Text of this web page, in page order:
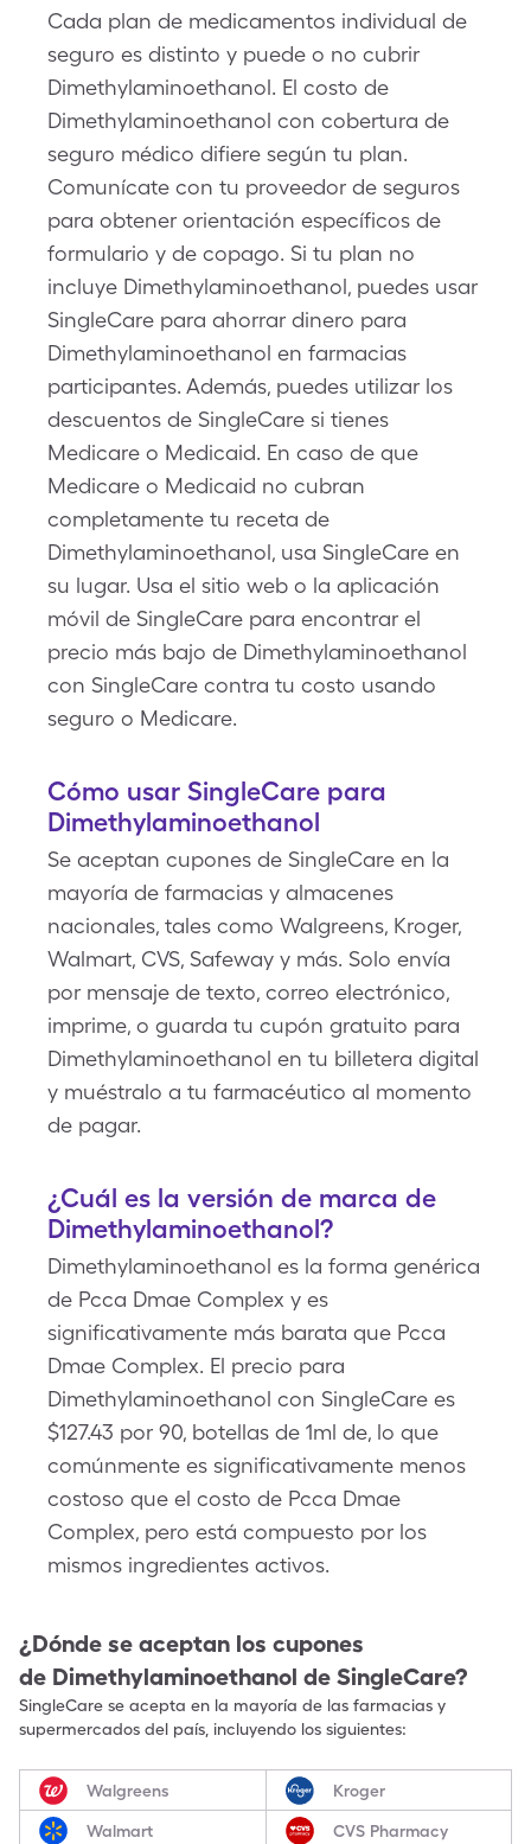
Cada plan de medicamentos individual de
seguro es distinto y puede o no cubrir
Dimethylaminoethanol. El costo de
Dimethylaminoethanol con cobertura de
seguro médico difiere según tu plan.
Comunícate con tu proveedor de seguros
para obtener orientación específicos de
formulario y de copago. Si tu plan no
incluye Dimethylaminoethanol, puedes usar
SingleCare para ahorrar dinero para
Dimethylaminoethanol en farmacias
participantes. Además, puedes utilizar los
descuentos de SingleCare si tienes
Medicare o Medicaid. En caso de que
Medicare o Medicaid no cubran
completamente tu receta de
Dimethylaminoethanol, usa SingleCare en
su lugar. Usa el sitio web o la aplicación
móvil de SingleCare para encontrar el
precio más bajo de Dimethylaminoethanol
con SingleCare contra tu costo usando
seguro o Medicare.
Cómo usar SingleCare para
Dimethylaminoethanol
Se aceptan cupones de SingleCare en la
mayoría de farmacias y almacenes
nacionales, tales como Walgreens, Kroger,
Walmart, CVS, Safeway y más. Solo envía
por mensaje de texto, correo electrónico,
imprime, o guarda tu cupón gratuito para
Dimethylaminoethanol en tu billetera digital
y muéstralo a tu farmacéutico al momento
de pagar.
¿Cuál es la versión de marca de
Dimethylaminoethanol?
Dimethylaminoethanol es la forma genérica
de Pcca Dmae Complex y es
significativamente más barata que Pcca
Dmae Complex. El precio para
Dimethylaminoethanol con SingleCare es
$127.43 por 90, botellas de 1ml de, lo que
comúnmente es significativamente menos
costoso que el costo de Pcca Dmae
Complex, pero está compuesto por los
mismos ingredientes activos.
¿Dónde se aceptan los cupones
de Dimethylaminoethanol de SingleCare?
SingleCare se acepta en la mayoría de las farmacias y
supermercados del país, incluyendo los siguientes:
Walgreens Kroger
Walmart CVS Pharmacy